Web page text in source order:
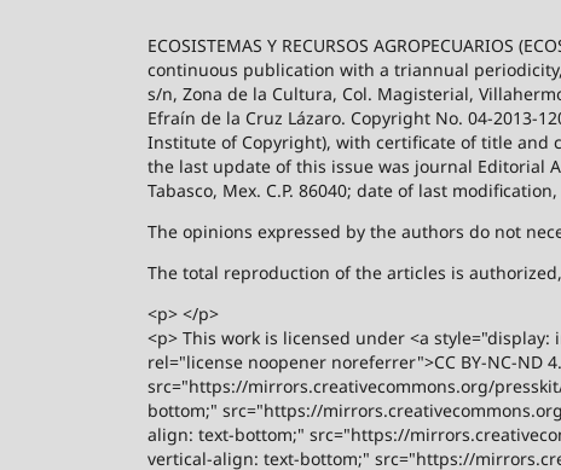
ECOSISTEMAS Y RECURSOS AGROPECUARIOS
continuous publication with a triannual periodicity,
s/n, Zona de la Cultura, Col. Magisterial,
Efraín de la Cruz Lázaro. Copyright No. 04-2013-
Institute of Copyright), with certificate of title and
the last update of this issue was journal Editorial
Tabasco, Mex. C.P. 86040; date of last
The opinions expressed by the authors do not
The total reproduction of the articles is
<p> </p>
<p> This work is licensed under <a
rel="license noopener noreferrer">CC BY-NC-
src="https://mirrors.creativecommons.org/
bottom;" src="https://
align: text-bottom;" src="https://
vertical-align: text-bottom;" src="https://